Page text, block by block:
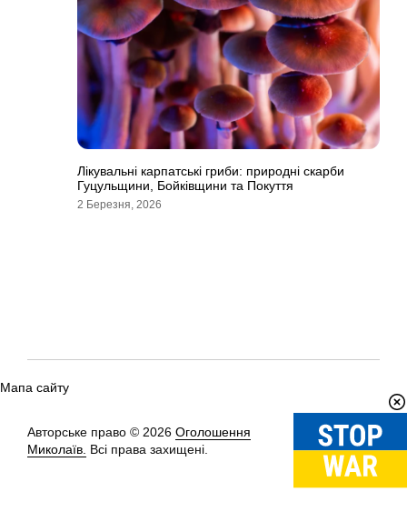
Лікувальні карпатські гриби: природні скарби
Гуцульщини, Бойківщини та Покуття
2 Березня, 2026
Мапа сайту
Авторське право © 2026 Оголошення
Миколаїв. Всі права захищені.
Вгору↑